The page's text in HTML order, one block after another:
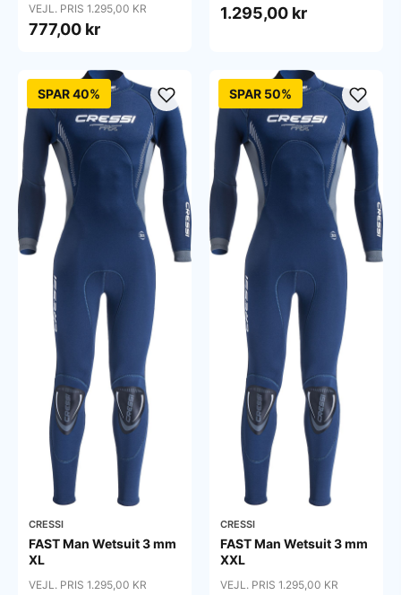
VEJL. PRIS 1.295,00 KR
777,00 kr
1.295,00 kr
SPAR 40%
CRESSI
FAST Man Wetsuit 3 mm
XL
VEJL. PRIS 1.295,00 KR
SPAR 50%
CRESSI
FAST Man Wetsuit 3 mm
XXL
VEJL. PRIS 1.295,00 KR